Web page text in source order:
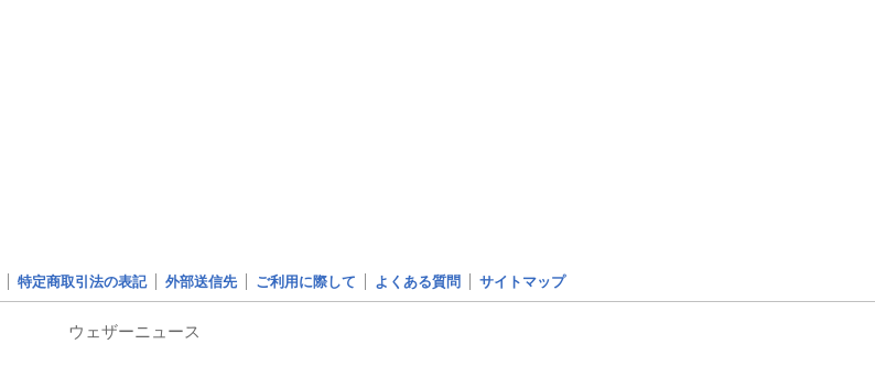
特定商取引法の表記 外部送信先 ご利用に際して よくある質問 サイトマップ
ウェザーニュース